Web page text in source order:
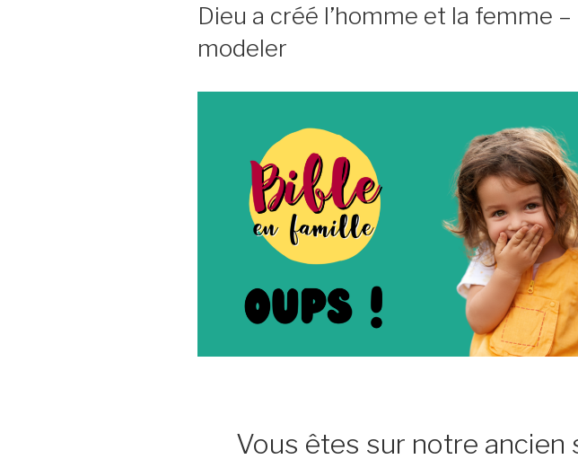
Dieu a créé l’homme et la femme –
modeler
Vous êtes sur notre ancien